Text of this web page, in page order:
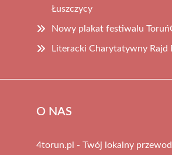
Łuszczycy
Nowy plakat festiwalu
Literacki Charytatywny
O NAS
4torun.pl - Twój lokalny